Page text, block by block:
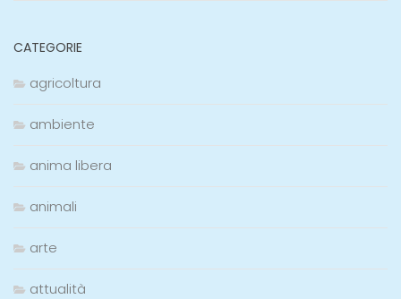
CATEGORIE
agricoltura
ambiente
anima libera
animali
arte
attualità